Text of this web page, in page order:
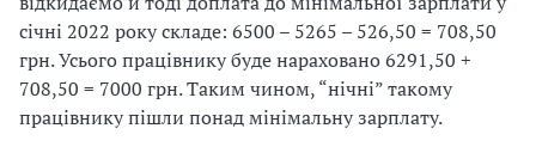
січні 2022 року складе: 6500 – 5265 – 526,50 = 708,50
грн. Усього працівнику буде нараховано 6291,50 +
708,50 = 7000 грн. Таким чином, “нічні” такому
працівнику пішли понад мінімальну зарплату.